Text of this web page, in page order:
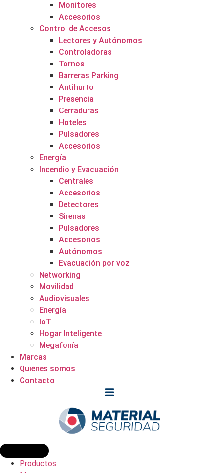
Monitores
Accesorios
Control de Accesos
Lectores y Autónomos
Controladoras
Tornos
Barreras Parking
Antihurto
Presencia
Cerraduras
Hoteles
Pulsadores
Accesorios
Energía
Incendio y Evacuación
Centrales
Accesorios
Detectores
Sirenas
Pulsadores
Accesorios
Autónomos
Evacuación por voz
Networking
Movilidad
Audiovisuales
Energía
IoT
Hogar Inteligente
Megafonía
Marcas
Quiénes somos
Contacto
Productos